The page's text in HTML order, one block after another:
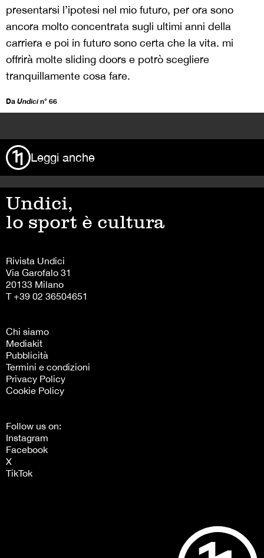
presentarsi l’ipotesi nel mio futuro, per ora sono
ancora molto concentrata sugli ultimi anni della
carriera e poi in futuro sono certa che la vita. mi
offrirà molte sliding doors e potrò scegliere
tranquillamente cosa fare.
Da Undicin° 66
Leggi anche
Undici,
lo sport è cultura
Rivista Undici
Via Garofalo 31
20133 Milano
T +39 02 36504651
Chi siamo
Mediakit
Pubblicità
Termini e condizioni
Privacy Policy
Cookie Policy
Follow us on:
Instagram
Facebook
X
TikTok